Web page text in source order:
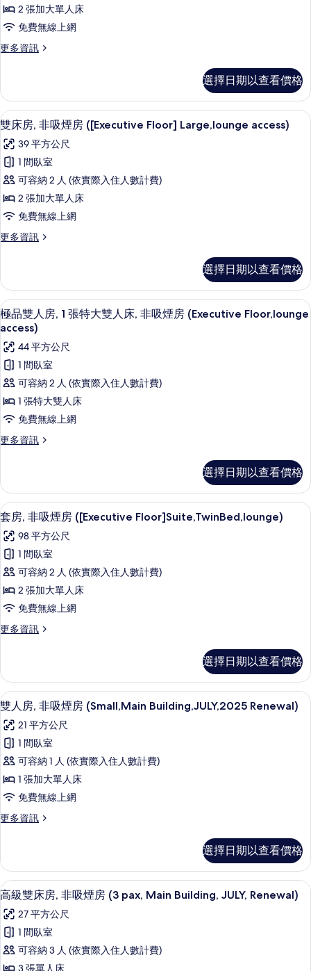
相
片
的
詳
情
非
吸
煙
(Executive
Floor,largeHollywood,lounge)
的
所
有
相
片
2 張加大單人床
免費無線上網
更多資訊
更
房,
非
吸
房
(Executive
的
詳
情
選擇日期以查看價格
顯
示
雙
床
房,
非
吸
煙
([Executive
Floor]
Large,lounge
access)
的
所
有
相
片
雙床房, 非吸煙房 ([Executive Floor]
5
雙床房, 非吸煙房 ([Executive Floor] Large,lounge access)
39 平方公尺
1 間臥室
可容納 2 人 (依實際入住人數計費)
2 張加大單人床
免費無線上網
更多資訊
更
房,
非
吸
煙
([Executive
Floor]
Large,lounge
access)
的
情
選擇日期以查看價格
顯
示
極
品
雙
人
房,
1
張
大
雙
人
床,
非
吸
煙
房
(Executive
的
所
有
相
片
羽絨被、遮光布/窗簾、免費無線上網
6
極品雙人房, 1 張特大雙人床, 非吸煙房 (Executive Floor,lounge
access)
44 平方公尺
1 間臥室
可容納 2 人 (依實際入住人數計費)
1 張特大雙人床
免費無線上網
更多資訊
更
雙
人
房,
張
特
雙
人
床,
非
吸
Floor,lounge
access)
的
詳
情
選擇日期以查看價格
顯
示
套
房,
非
吸
煙
房
的
所
有
相
片
套房, 非吸煙房 ([Executive
6
套房, 非吸煙房 ([Executive Floor]Suite,TwinBed,lounge)
98 平方公尺
1 間臥室
可容納 2 人 (依實際入住人數計費)
2 張加大單人床
免費無線上網
更多資訊
更
非
吸
煙
([Executive
Floor]Suite,TwinBed,lounge)
詳
情
選擇日期以查看價格
顯
示
雙
人
房,
非
吸
煙
(Small,Main
Building,JULY,2025
Renewal)
的
所
有
相
雙人房, 非吸煙房 (Small,Main
4
雙人房, 非吸煙房 (Small,Main Building,JULY,2025 Renewal)
21 平方公尺
1 間臥室
可容納 1 人 (依實際入住人數計費)
1 張加大單人床
免費無線上網
更多資訊
更
房,
非
吸
房
(Small,Main
Renewal)
的
選擇日期以查看價格
顯
示
高
級
雙
高級雙床房, 非吸煙房 (3 pax, Main
4
高級雙床房, 非吸煙房 (3 pax, Main Building, JULY, Renewal)
27 平方公尺
1 間臥室
可容納 3 人 (依實際入住人數計費)
3 張單人床